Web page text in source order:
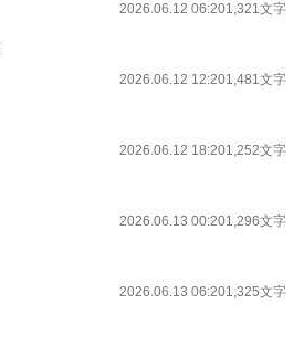
2026.06.12 06:201,321文字
2026.06.12 12:201,481文字
2026.06.12 18:201,252文字
2026.06.13 00:201,296文字
2026.06.13 06:201,325文字